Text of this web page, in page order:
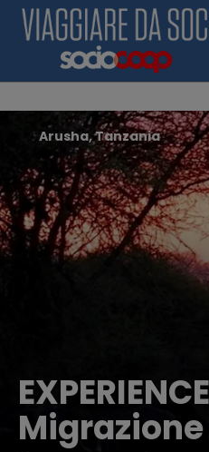
Migrazione
Arusha, Tanzania